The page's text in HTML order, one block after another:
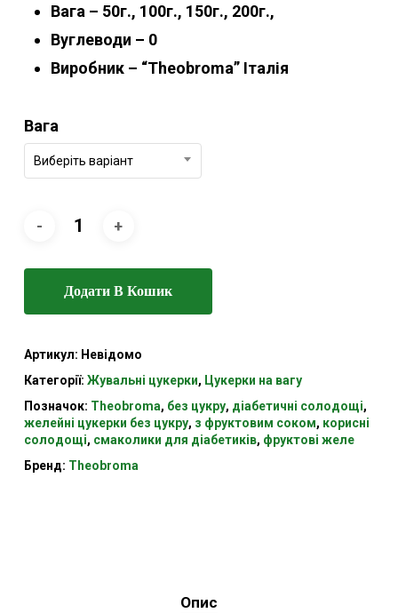
Вага – 50г., 100г., 150г., 200г.,
Вуглеводи – 0
Виробник – “Theobroma” Італія
Вага
Виберіть варіант
Додати В Кошик
Артикул: Невідомо
Категорії: Жувальні цукерки, Цукерки на вагу
Позначок: Theobroma, без цукру, діабетичні солодощі,
желейні цукерки без цукру, з фруктовим соком, корисні
солодощі, смаколики для діабетиків, фруктові желе
Бренд: Theobroma
Опис